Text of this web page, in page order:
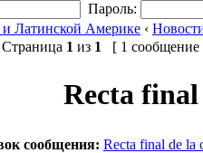
Пароль:
Латинской Америке ‹
Страница 1 из 1 [ 1 сообщение
Recta
сообщения: Recta final de la